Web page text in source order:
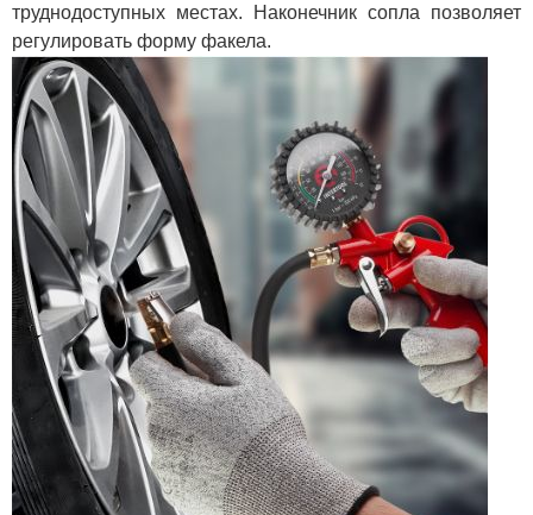
труднодоступных местах. Наконечник сопла позволяет
регулировать форму факела.